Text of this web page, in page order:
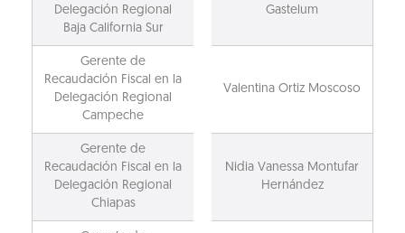
Delegación Regional
Baja California Sur
Gastelum
Gerente de
Recaudación Fiscal en la
Delegación Regional
Campeche
Valentina Ortiz Moscoso
Gerente de
Recaudación Fiscal en la
Delegación Regional
Chiapas
Nidia Vanessa Montufar
Hernández